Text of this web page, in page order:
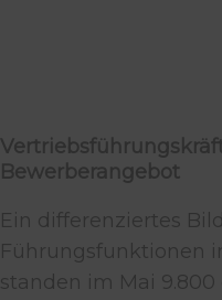
Bewerberangebot
Ein differenziertes
Führungsfunktionen
standen im Mai